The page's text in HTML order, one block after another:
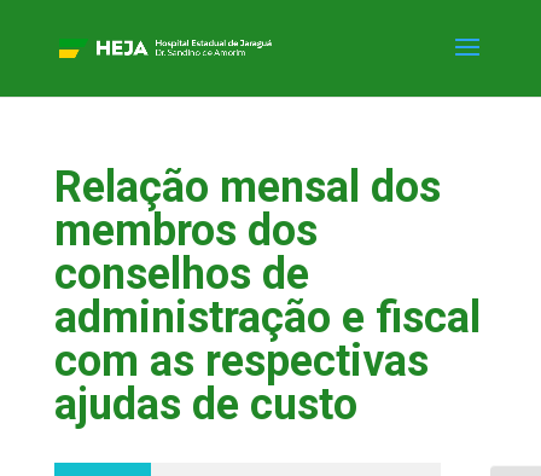
Relação mensal dos
membros dos
conselhos de
administração e fiscal
com as respectivas
ajudas de custo